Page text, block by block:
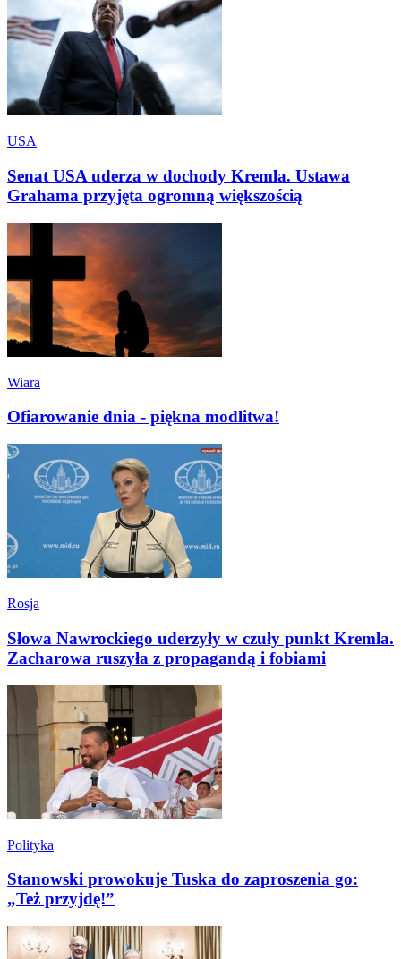
USA
Senat USA uderza w dochody Kremla. Ustawa
Grahama przyjęta ogromną większością
Wiara
Ofiarowanie dnia - piękna modlitwa!
Rosja
Słowa Nawrockiego uderzyły w czuły punkt Kremla.
Zacharowa ruszyła z propagandą i fobiami
Polityka
Stanowski prowokuje Tuska do zaproszenia go:
„Też przyjdę!”